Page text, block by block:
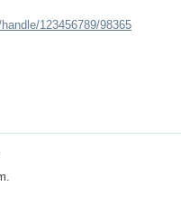
123456789/98365